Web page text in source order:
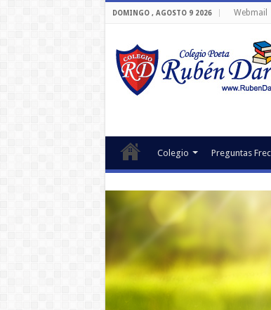
DOMINGO , AGOSTO 9 2026 Webmail
Colegio Preguntas